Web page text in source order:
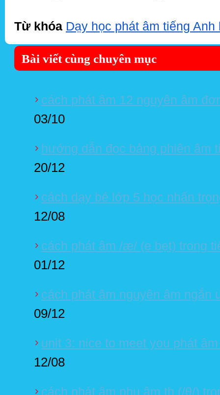
Từ khóa Dạy học phát âm tiếng
Bài viết cùng chuyên mục
cách phát âm 12 nguyên âm
03/10
hướng dẫn đọc bảng phiên âm
20/12
cách dạy bé lớp 5 học nhấn
12/08
cách phát âm /æ/ (e bẹt) trong
01/12
cách phát âm nguyên âm ngắn
09/12
unit 3: nice to meet you phát
12/08
cách phát âm phụ âm th (/θ/)